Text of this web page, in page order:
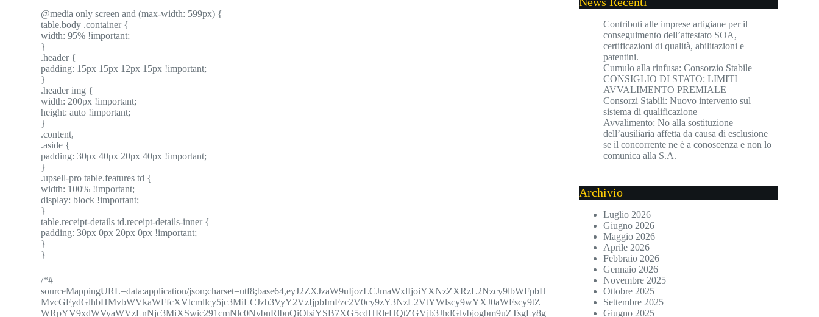
@media only screen and (max-width: 599px) {
table.body .container {
width: 95% !important;
}
.header {
padding: 15px 15px 12px 15px !important;
}
.header img {
width: 200px !important;
height: auto !important;
}
.content,
.aside {
padding: 30px 40px 20px 40px !important;
}
.upsell-pro table.features td {
width: 100% !important;
display: block !important;
}
table.receipt-details td.receipt-details-inner {
padding: 30px 0px 20px 0px !important;
}
}
/*#
sourceMappingURL=data:application/json;charset=utf8;base64,eyJ2ZXJzaW9uIjozLCJmaWxlIjoiYXNzZXRzL2Nzcy9lbWFpbH
MvcGFydGlhbHMvbWVkaWFfcXVlcmllcy5jc3MiLCJzb3VyY2VzIjpbImFzc2V0cy9zY3NzL2VtYWlscy9wYXJ0aWFscy9tZ
WRpYV9xdWVyaWVzLnNjc3MiXSwic291cmNlc0NvbnRlbnQiOlsiYSB7XG5cdHRleHQtZGVjb3JhdGlvbjogbm9uZTsgLy8g
Contributi alle imprese artigiane per il
conseguimento dell’attestato SOA,
certificazioni di qualità, abilitazioni e
patentini.
Cumulo alla rinfusa: Consorzio Stabile
CONSIGLIO DI STATO: LIMITI
AVVALIMENTO PREMIALE
Consorzi Stabili: Nuovo intervento sul
sistema di qualificazione
Avvalimento: No alla sostituzione
dell’ausiliaria affetta da causa di esclusione
se il concorrente ne è a conoscenza e non lo
comunica alla S.A.
Archivio
Luglio 2026
Giugno 2026
Maggio 2026
Aprile 2026
Febbraio 2026
Gennaio 2026
Novembre 2025
Ottobre 2025
Settembre 2025
Giugno 2025